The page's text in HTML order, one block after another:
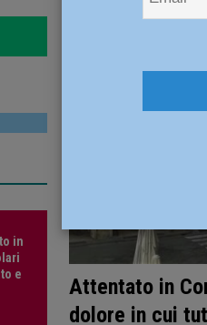
durante il furto in un bar aggredisce i
Attentato in
dolore in cui
in
e